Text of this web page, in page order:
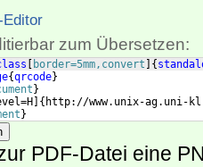
Editor
zum Übersetzen:
border=5mm,convert {
{qrcode}
}
{ http://www.unix-ag.uni-
}
PDF-Datei eine